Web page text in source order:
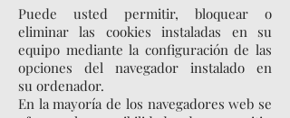
Puede usted permitir, bloquear o
eliminar las cookies instaladas en su
equipo mediante la configuración de las
opciones del navegador instalado en
su ordenador.
En la mayoría de los navegadores web se